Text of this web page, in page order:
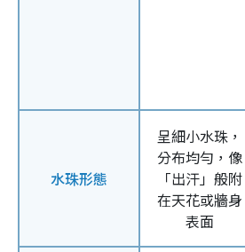
水珠形態
呈細小水珠，
分布均勻，像
「出汗」般附
在天花或牆身
表面